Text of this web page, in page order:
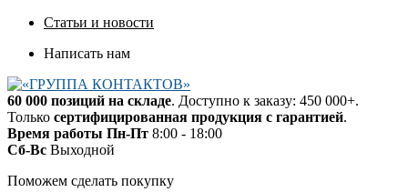
Статьи и новости
Написать нам
60 000 позиций на складе. Доступно к заказу: 450 000+.
Только сертифицированная продукция с гарантией.
Время работы Пн-Пт 8:00 - 18:00
Сб-Вс Выходной
Поможем сделать покупку